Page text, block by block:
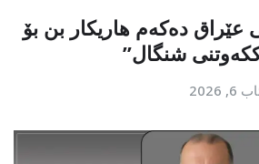
عێراق دەكەم هاریكار بن بۆ
شنگال”
6, 2026